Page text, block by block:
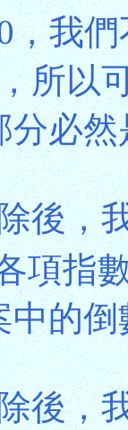
，我
所以
分必然
後，
項指
的
後，